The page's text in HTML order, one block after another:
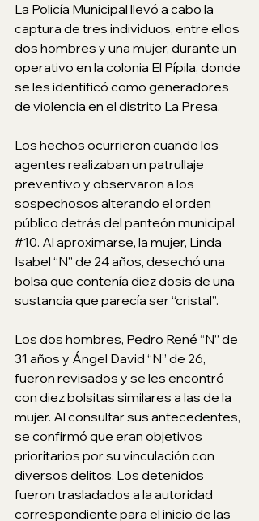
La Policía Municipal llevó a cabo la
captura de tres individuos, entre ellos
dos hombres y una mujer, durante un
operativo en la colonia El Pípila, donde
se les identificó como generadores
de violencia en el distrito La Presa.
Los hechos ocurrieron cuando los
agentes realizaban un patrullaje
preventivo y observaron a los
sospechosos alterando el orden
público detrás del panteón municipal
#10. Al aproximarse, la mujer, Linda
Isabel “N” de 24 años, desechó una
bolsa que contenía diez dosis de una
sustancia que parecía ser “cristal”.
Los dos hombres, Pedro René “N” de
31 años y Ángel David “N” de 26,
fueron revisados y se les encontró
con diez bolsitas similares a las de la
mujer. Al consultar sus antecedentes,
se confirmó que eran objetivos
prioritarios por su vinculación con
diversos delitos. Los detenidos
fueron trasladados a la autoridad
correspondiente para el inicio de las